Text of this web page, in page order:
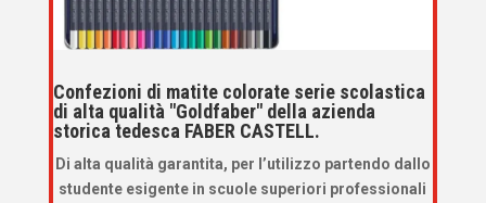
Confezioni di matite colorate serie scolastica
di alta qualità "Goldfaber" della azienda
storica tedesca FABER CASTELL.
Di alta qualità garantita, per l’utilizzo partendo dallo
studente esigente in scuole superiori professionali